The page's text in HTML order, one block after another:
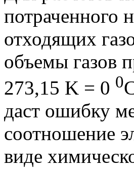
потраченного
отходящих
объемы газов
273,15 K = 0 0
даст ошибку
соотношение
виде